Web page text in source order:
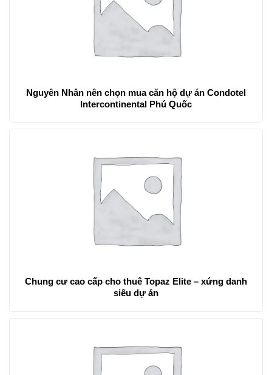
Nguyên Nhân nên chọn mua căn hộ dự án Condotel
Intercontinental Phú Quốc
Chung cư cao cấp cho thuê Topaz Elite – xứng danh
siêu dự án